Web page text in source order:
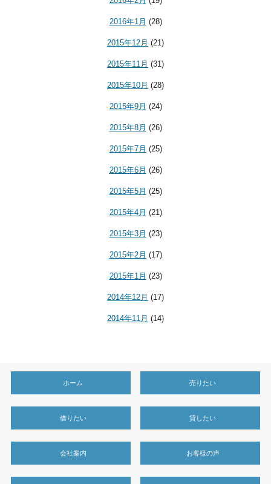
2016年1月 (28)
2015年12月 (21)
2015年11月 (31)
2015年10月 (28)
2015年9月 (24)
2015年8月 (26)
2015年7月 (25)
2015年6月 (26)
2015年5月 (25)
2015年4月 (21)
2015年3月 (23)
2015年2月 (17)
2015年1月 (23)
2014年12月 (17)
2014年11月 (14)
ホーム 売りたい
借りたい 貸したい
会社案内 お客様の声